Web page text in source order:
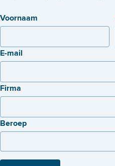
Voornaam
E-mail
Firma
Beroep